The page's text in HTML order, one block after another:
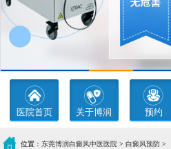
医院首页 关于博润 预约
位置： 东莞博润白癜风中医医院 > 白癜风预防 >